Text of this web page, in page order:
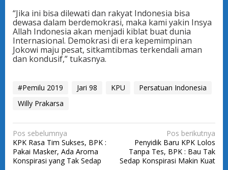
“Jika ini bisa dilewati dan rakyat Indonesia bisa
dewasa dalam berdemokrasi, maka kami yakin Insya
Allah Indonesia akan menjadi kiblat buat dunia
Internasional. Demokrasi di era kepemimpinan
Jokowi maju pesat, sitkamtibmas terkendali aman
dan kondusif,” tukasnya.
#Pemilu 2019 Jari 98 KPU
Persatuan Indonesia
Willy Prakarsa
N
a
v
Pos sebelumnya
KPK Rasa Tim Sukses, BPK :
Pakai Masker, Ada Aroma
Konspirasi yang Tak Sedap
Pos berikutnya
Penyidik Baru KPK Lolos
Tanpa Tes, BPK : Bau Tak
Sedap Konspirasi Makin Kuat